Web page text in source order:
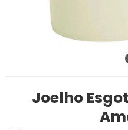
Joelho